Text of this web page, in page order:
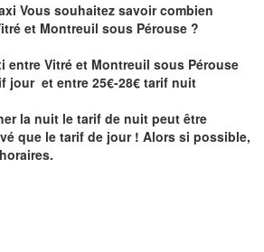
Vous souhaitez savoircombien
et Montreuil sous Pérouse ?
entre Vitré et Montreuil sous Pérouse
jour et entre 25€-28€ tarif nuit
la nuit le tarif de nuit peut être
que le tarif de jour ! Alors si possible,